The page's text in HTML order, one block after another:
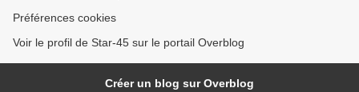
Préférences cookies
Voir le profil de Star-45 sur le portail Overblog
Créer un blog sur Overblog